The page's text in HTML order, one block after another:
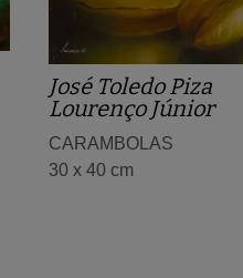
José Toledo Piza
Lourenço Júnior
CARAMBOLAS
30 x 40 cm